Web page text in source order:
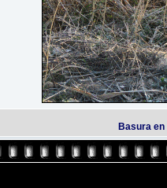
Basura